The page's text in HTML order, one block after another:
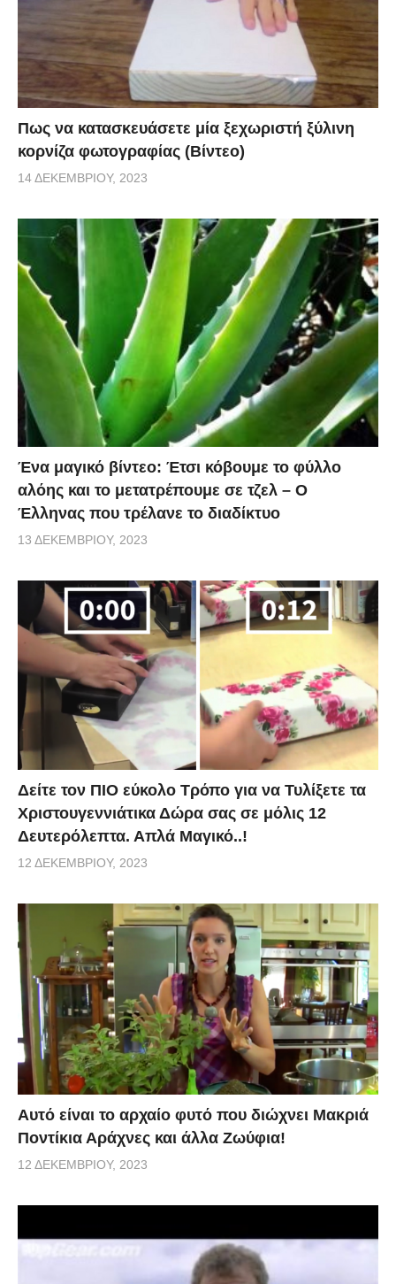
Πως να κατασκευάσετε μία ξεχωριστή ξύλινη
κορνίζα φωτογραφίας (Βίντεο)
14 ΔΕΚΕΜΒΡΊΟΥ, 2023
Ένα μαγικό βίντεο: Έτσι κόβουμε το φύλλο
αλόης και το μετατρέπουμε σε τζελ – O
Έλληνας που τρέλανε το διαδίκτυο
13 ΔΕΚΕΜΒΡΊΟΥ, 2023
Δείτε τον ΠΙΟ εύκολο Τρόπο για να Τυλίξετε τα
Χριστουγεννιάτικα Δώρα σας σε μόλις 12
Δευτερόλεπτα. Απλά Μαγικό..!
12 ΔΕΚΕΜΒΡΊΟΥ, 2023
Αυτό είναι το αρχαίο φυτό που διώχνει Μακριά
Ποντίκια Αράχνες και άλλα Ζωύφια!
12 ΔΕΚΕΜΒΡΊΟΥ, 2023